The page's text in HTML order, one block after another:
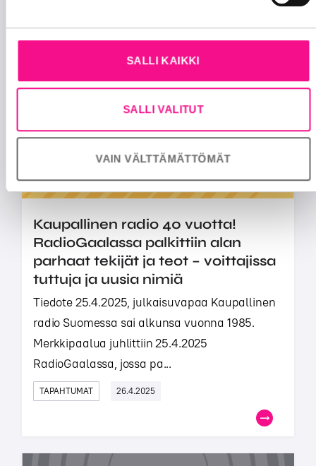
SALLI KAIKKI
SALLI VALITUT
VAIN VÄLTTÄMÄTTÖMÄT
kevätliittokokous pidettiin 25. huhtikuuta, ja
kokouksessa valittiin uusia jäseniä yhdistyksen
Kaupallinen radio 40 vuotta!
RadioGaalassa palkittiin alan
parhaat tekijät ja teot – voittajissa
tuttuja ja uusia nimiä
Tiedote 25.4.2025, julkaisuvapaa Kaupallinen
radio Suomessa sai alkunsa vuonna 1985.
Merkkipaalua juhlittiin 25.4.2025
RadioGaalassa, jossa pa...
TAPAHTUMAT 26.4.2025